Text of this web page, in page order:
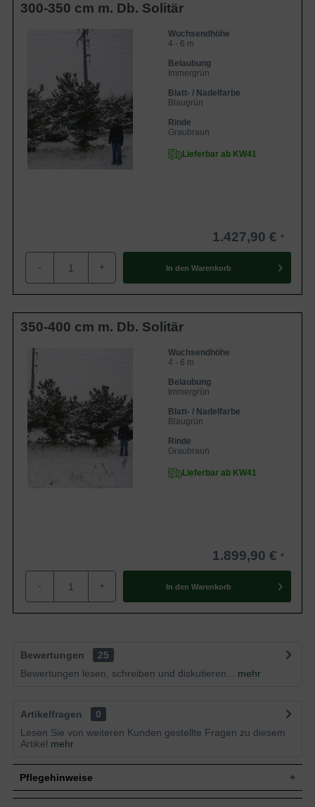
300-350 cm m. Db. Solitär
Wuchsendhöhe
4 - 6 m
Belaubung
Immergrün
Blatt- / Nadelfarbe
Blaugrün
Rinde
Graubraun
Lieferbar ab KW41
1.427,90 €
- + In den Warenkorb
350-400 cm m. Db. Solitär
Wuchsendhöhe
4 - 6 m
Belaubung
Immergrün
Blatt- / Nadelfarbe
Blaugrün
Rinde
Graubraun
Lieferbar ab KW41
1.899,90 €
- + In den Warenkorb
Bewertungen
25
Bewertungen lesen, schreiben und diskutieren...
mehr
Artikelfragen
0
Lesen Sie von weiteren Kunden gestellte Fragen zu diesem
Artikel mehr
Pflegehinweise